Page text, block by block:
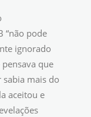
“não pode
ignorado
que
sabia mais do
aceitou e